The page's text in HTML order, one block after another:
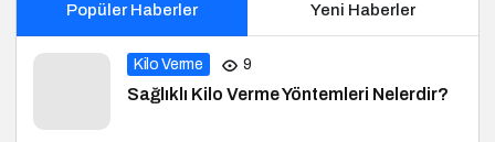
Popüler Haberler Yeni Haberler
Kilo Verme 9
Sağlıklı Kilo Verme Yöntemleri Nelerdir?